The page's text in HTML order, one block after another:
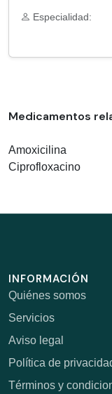
Especialidad:
Medicamentos
Amoxicilina
Ciprofloxacino
INFORMACIÓN
Quiénes somos
Servicios
Aviso legal
Política de
Términos y